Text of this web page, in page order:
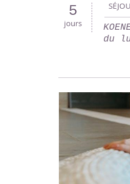
5
jours
du